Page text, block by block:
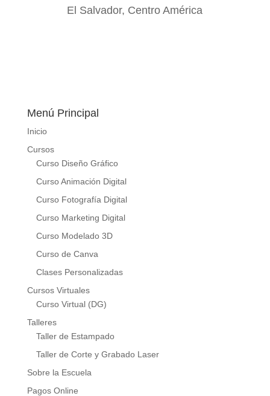
El Salvador, Centro América
Menú Principal
Inicio
Cursos
Curso Diseño Gráfico
Curso Animación Digital
Curso Fotografía Digital
Curso Marketing Digital
Curso Modelado 3D
Curso de Canva
Clases Personalizadas
Cursos Virtuales
Curso Virtual (DG)
Talleres
Taller de Estampado
Taller de Corte y Grabado Laser
Sobre la Escuela
Pagos Online